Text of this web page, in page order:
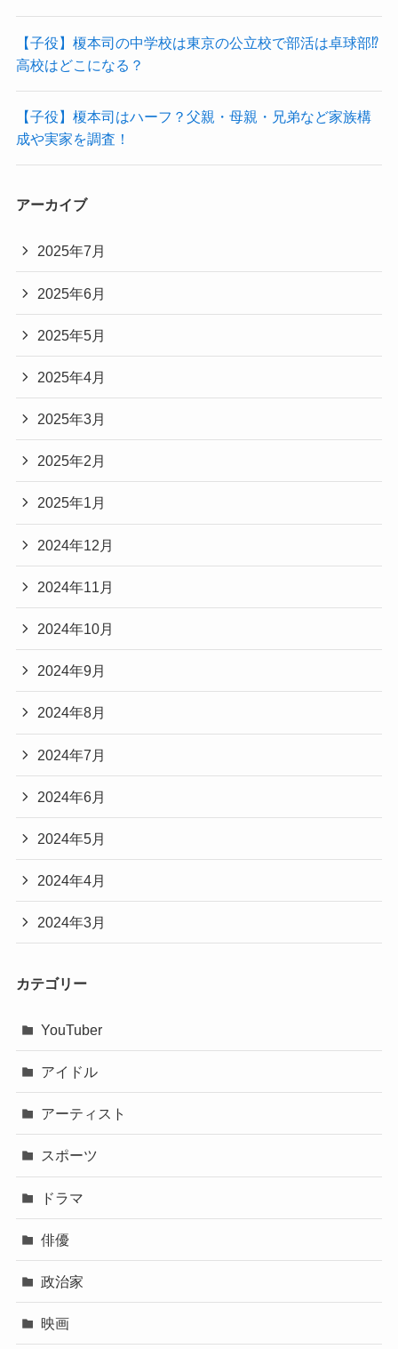
【子役】榎本司の中学校は東京の公立校で部活は卓球部⁉
高校はどこになる？
【子役】榎本司はハーフ？父親・母親・兄弟など家族構
成や実家を調査！
アーカイブ
2025年7月
2025年6月
2025年5月
2025年4月
2025年3月
2025年2月
2025年1月
2024年12月
2024年11月
2024年10月
2024年9月
2024年8月
2024年7月
2024年6月
2024年5月
2024年4月
2024年3月
カテゴリー
YouTuber
アイドル
アーティスト
スポーツ
ドラマ
俳優
政治家
映画